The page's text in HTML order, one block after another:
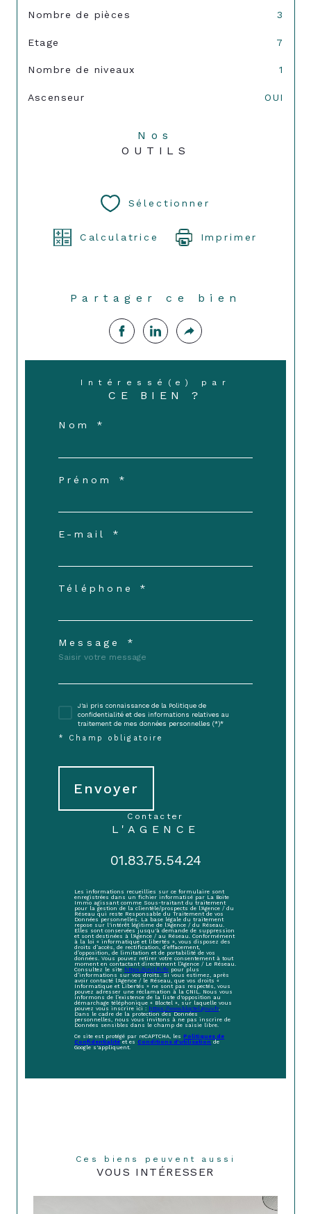
Nombre de pièces 3
Etage 7
Nombre de niveaux 1
Ascenseur OUI
Nos
OUTILS
Sélectionner
Calculatrice Imprimer
Partager ce bien
Intéressé(e) par
CE BIEN ?
Nom *
Prénom *
E-mail *
Téléphone *
Message *
J'ai pris connaissance de la Politique de
confidentialité et des informations relatives au
traitement de mes données personnelles (*)*
* Champ obligatoire
Envoyer
contacter
L'AGENCE
01.83.75.54.24
Les informations recueillies sur ce formulaire sont
enregistrées dans un fichier informatisé par La Boite
Immo agissant comme Sous-traitant du traitement
pour la gestion de la clientèle/prospects de l'Agence / du
Réseau qui reste Responsable du Traitement de vos
Données personnelles. La base légale du traitement
repose sur l'intérêt légitime de l'Agence / du Réseau.
Elles sont conservées jusqu'à demande de suppression
et sont destinées à l'Agence / au Réseau. Conformément
à la loi « informatique et libertés », vous disposez des
droits d’accès, de rectification, d’effacement,
d’opposition, de limitation et de portabilité de vos
données. Vous pouvez retirer votre consentement à tout
moment en contactant directement l’Agence / Le Réseau.
Consultez le site https://cnil.fr/fr pour plus
d’informations sur vos droits. Si vous estimez, après
avoir contacté l'Agence / le Réseau, que vos droits «
Informatique et Libertés » ne sont pas respectés, vous
pouvez adresser une réclamation à la CNIL. Nous vous
informons de l’existence de la liste d'opposition au
démarchage téléphonique « Bloctel », sur laquelle vous
pouvez vous inscrire ici : https://www.bloctel.gouv.fr.
Dans le cadre de la protection des Données
personnelles, nous vous invitons à ne pas inscrire de
Données sensibles dans le champ de saisie libre.
Ce site est protégé par reCAPTCHA, lesPolitiques de
Confidentialité et esConditions d'utilisation de
Google s'appliquent.
Ces biens peuvent aussi
VOUS INTÉRESSER